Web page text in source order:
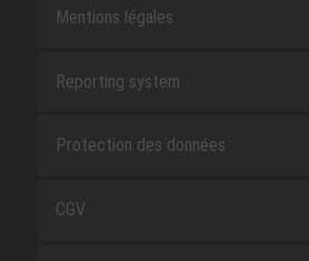
Mentions légales
Reporting system
Protection des données
CGV